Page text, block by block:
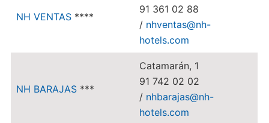
NH VENTAS****
91 361 02 88
/ nhventas@nh-
hotels.com
NH BARAJAS***
Catamarán, 1
91 742 02 02
/ nhbarajas@nh-
hotels.com